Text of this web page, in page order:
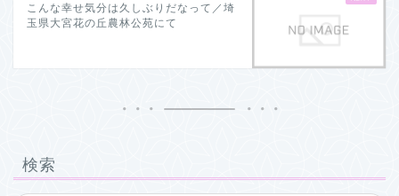
こんな幸せ気分は久しぶりだなって／埼
玉県大宮花の丘農林公苑にて
検索